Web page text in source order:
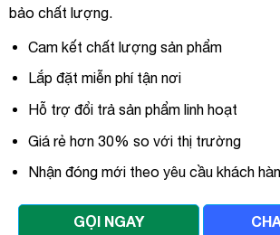
bảo chất lượng.
Cam kết chất lượng sản phẩm
Lắp đặt miễn phí tận nơi
Hỗ trợ đổi trả sản phẩm linh hoạt
Giá rẻ hơn 30% so với thị trường
Nhận đóng mới theo yêu cầu khách
GỌI NGAY